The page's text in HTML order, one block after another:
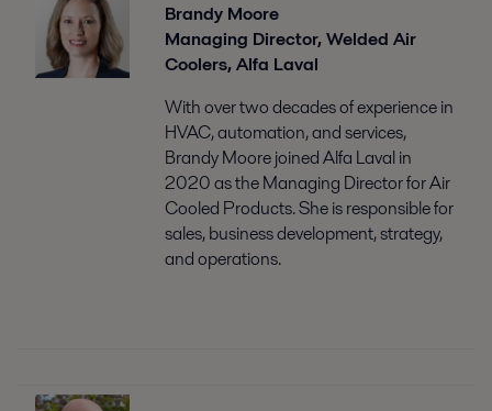
Brandy Moore
Managing Director, Welded Air
Coolers, Alfa Laval
With over two decades of experience in
HVAC, automation, and services,
Brandy Moore joined Alfa Laval in
2020 as the Managing Director for Air
Cooled Products. She is responsible for
sales, business development, strategy,
and operations.